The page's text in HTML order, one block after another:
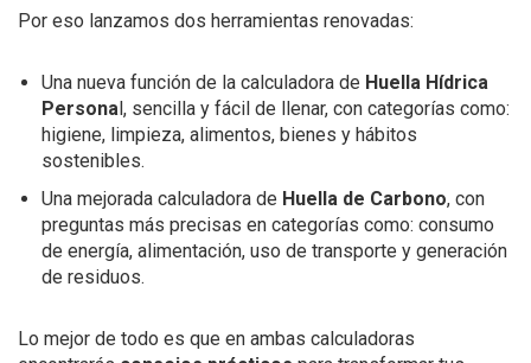
Por eso lanzamos dos herramientas renovadas:
Una nueva función de la calculadora de Huella Hídrica
Personal, sencilla y fácil de llenar, con categorías como:
higiene, limpieza, alimentos, bienes y hábitos
sostenibles.
Una mejorada calculadora de Huella de Carbono, con
preguntas más precisas en categorías como: consumo
de energía, alimentación, uso de transporte y generación
de residuos.
Lo mejor de todo es que en ambas calculadoras